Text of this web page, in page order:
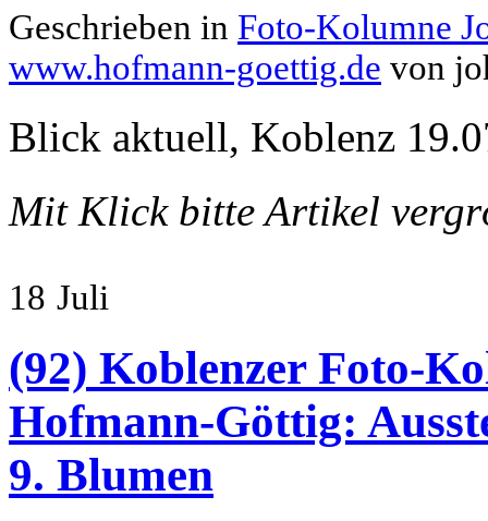
Geschrieben in Foto-Kolumne
www.hofmann-goettig.de von
Blick aktuell, Koblenz
Mit Klick bitte Artikel
18 Juli
(92) Koblenzer Foto-
Hofmann-Göttig:
9. Blumen